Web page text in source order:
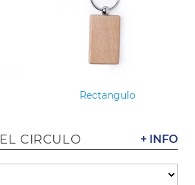
Rectangulo
+ INFO
CIRCULO